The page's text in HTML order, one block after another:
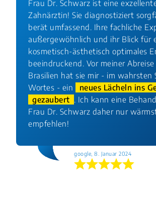
Frau Dr. Schwarz ist eine
Zahnärztin! Sie diagnostiziert
berät umfassend. Ihre fachliche
außergewöhnlich und ihr Blick für
kosmetisch-ästhetisch optimales
beeindruckend. Vor meiner Abreise
Brasilien hat sie mir - im wahrsten
Wortes - ein
neues Lächeln ins
gezaubert . Ich kann eine
Frau Dr. Schwarz daher nur
empfehlen!
google, 8. Januar 2024